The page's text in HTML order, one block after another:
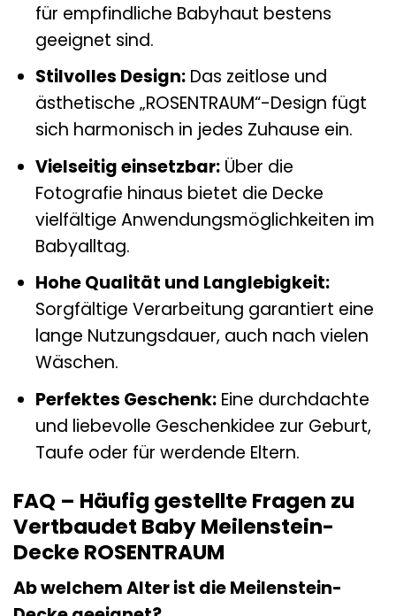
für empfindliche Babyhaut bestens
geeignet sind.
Stilvolles Design:Das zeitlose und
ästhetische „ROSENTRAUM“-Design fügt
sich harmonisch in jedes Zuhause ein.
Vielseitig einsetzbar:Über die
Fotografie hinaus bietet die Decke
vielfältige Anwendungsmöglichkeiten im
Babyalltag.
Hohe Qualität und Langlebigkeit:
Sorgfältige Verarbeitung garantiert eine
lange Nutzungsdauer, auch nach vielen
Wäschen.
Perfektes Geschenk:Eine durchdachte
und liebevolle Geschenkidee zur Geburt,
Taufe oder für werdende Eltern.
FAQ – Häufig gestellte Fragen zu
Vertbaudet Baby Meilenstein-
Decke ROSENTRAUM
Ab welchem Alter ist die Meilenstein-